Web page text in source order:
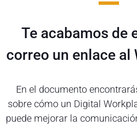
Te acabamos de
correo un enlace al
En el documento
sobre cómo un Digital
puede mejorar la